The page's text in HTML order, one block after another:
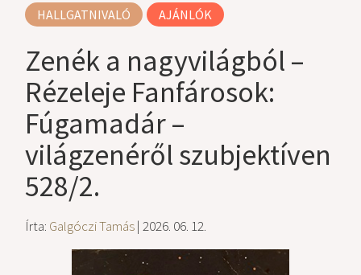
HALLGATNIVALÓ AJÁNLÓK
Zenék a nagyvilágból –
Rézeleje Fanfárosok:
Fúgamadár –
világzenéről szubjektíven
528/2.
Írta: Galgóczi Tamás| 2026. 06. 12.